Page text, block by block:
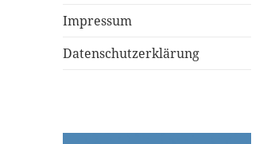
Impressum
Datenschutzerklärung